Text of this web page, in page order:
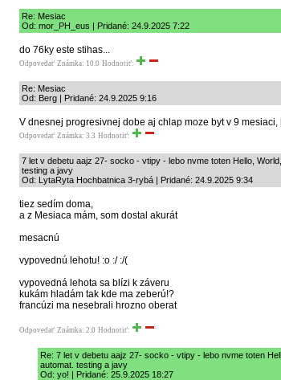
Re: Mesiac
Od: mor_PH_eus | Pridané: 24.9.2025 7:22
do 76ky este stihas...
Odpovedať Známka: 10.0 Hodnotiť:
Re: Mesiac
Od: Berg | Pridané: 24.9.2025 9:16
V dnesnej progresivnej dobe aj chlap moze byt v 9
Odpovedať Známka: 3.3 Hodnotiť:
7 let v debetu aajz 27- socko - vtipy - lebo nvme toten Hello,
testing a javy
Od: LytaRyta Hochbatnica 3-rybá | Pridané: 24.9.2025 9:34
tiez sedím doma,
a z Mesiaca mám, som dostal akurát
mesacnú
vypovednú lehotu! :o :/ :/(
vypovedná lehota sa blízi k záveru
kukám hladám tak kde ma zeberú!?
francúzi ma nesebrali hrozno oberat
Odpovedať Známka: 2.0 Hodnotiť:
Re: 7 let v debetu aajz 27- socko - vtipy - lebo nvme toten
automat. testing a javy
Od: yo! | Pridané: 25.9.2025 18:27